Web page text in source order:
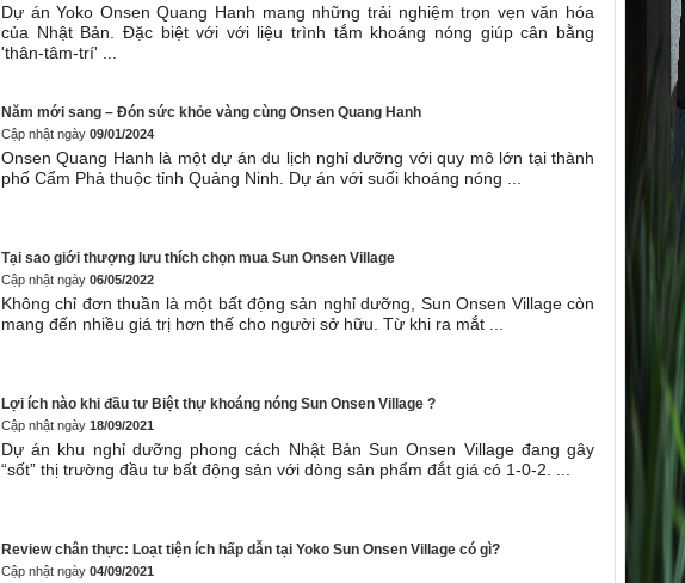
Dự án Yoko Onsen Quang Hanh mang những trải nghiệm trọn vẹn văn hóa
của Nhật Bản. Đặc biệt với với liệu trình tắm khoáng nóng giúp cân bằng
'thân-tâm-trí' ...
Năm mới sang – Đón sức khỏe vàng cùng Onsen Quang Hanh
Cập nhật ngày 09/01/2024
Onsen Quang Hanh là một dự án du lịch nghỉ dưỡng với quy mô lớn tại thành
phố Cẩm Phả thuộc tỉnh Quảng Ninh. Dự án với suối khoáng nóng ...
Tại sao giới thượng lưu thích chọn mua Sun Onsen Village
Cập nhật ngày 06/05/2022
Không chỉ đơn thuần là một bất động sản nghỉ dưỡng, Sun Onsen Village còn
mang đến nhiều giá trị hơn thế cho người sở hữu. Từ khi ra mắt ...
Lợi ích nào khi đầu tư Biệt thự khoáng nóng Sun Onsen Village ?
Cập nhật ngày 18/09/2021
Dự án khu nghỉ dưỡng phong cách Nhật Bản Sun Onsen Village đang gây
“sốt” thị trường đầu tư bất động sản với dòng sản phẩm đắt giá có 1-0-2. ...
Review chân thực: Loạt tiện ích hấp dẫn tại Yoko Sun Onsen Village có gì?
Cập nhật ngày 04/09/2021